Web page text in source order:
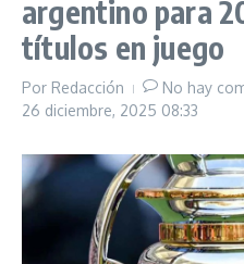
argentino para
títulos en juego
Por Redacción
No hay
26 diciembre, 2025 08:33